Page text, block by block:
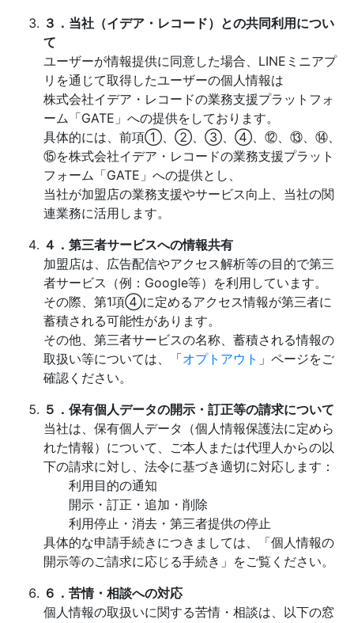
３．当社（イデア・レコード）との共同利用につい
て
ユーザーが情報提供に同意した場合、LINEミニアプ
リを通じて取得したユーザーの個人情報は
株式会社イデア・レコードの業務支援プラットフォ
ーム「GATE」への提供をしております。
具体的には、前項①、②、③、④、⑫、⑬、⑭、
⑮を株式会社イデア・レコードの業務支援プラット
フォーム「GATE」への提供とし、
当社が加盟店の業務支援やサービス向上、当社の関
連業務に活用します。
４．第三者サービスへの情報共有
加盟店は、広告配信やアクセス解析等の目的で第三
者サービス（例：Google等）を利用しています。
その際、第1項④に定めるアクセス情報が第三者に
蓄積される可能性があります。
その他、第三者サービスの名称、蓄積される情報の
取扱い等については、「オプトアウト 」ページをご
確認ください。
５．保有個人データの開示・訂正等の請求について
当社は、保有個人データ（個人情報保護法に定めら
れた情報）について、ご本人または代理人からの以
下の請求に対し、法令に基づき適切に対応します：
利用目的の通知
開示・訂正・追加・削除
利用停止・消去・第三者提供の停止
具体的な申請手続きにつきましては、「個人情報の
開示等のご請求に応じる手続き」をご覧ください。
６．苦情・相談への対応
個人情報の取扱いに関する苦情・相談は、以下の窓